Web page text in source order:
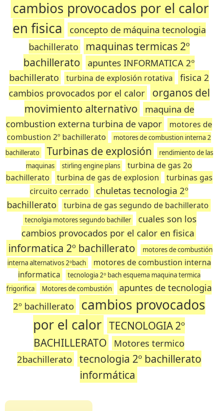
cambios provocados por el calor
en fisica
concepto de máquina tecnologia
bachillerato
maquinas termicas 2º
bachillerato
apuntes INFORMATICA 2º
bachillerato
turbina de explosión rotativa
fisica 2
cambios provocados por el calor
organos del
movimiento alternativo
maquina de
combustion externa turbina de vapor
motores de
combustion 2º bachillerato
motores de combustion interna 2
bachillerato
Turbinas de explosión
rendimiento de las
maquinas
stirling engine plans
turbina de gas 2o
bachillerato
turbina de gas de explosion
turbinas gas
circuito cerrado
chuletas tecnologia 2º
bachillerato
turbina de gas segundo de bachillerato
tecnolgia motores segundo bachiller
cuales son los
cambios provocados por el calor en fisica
informatica 2º bachillerato
motores de combustión
interna alternativos 2ºbach
motores de combustion interna
informatica
tecnologia 2º bach esquema maquina termica
frigorifica
Motores de combustión
apuntes de tecnologia
2º bachillerato
cambios provocados
por el calor TECNOLOGIA 2º
BACHILLERATO
Motores termico
2bachillerato
tecnologia 2º bachillerato
informática